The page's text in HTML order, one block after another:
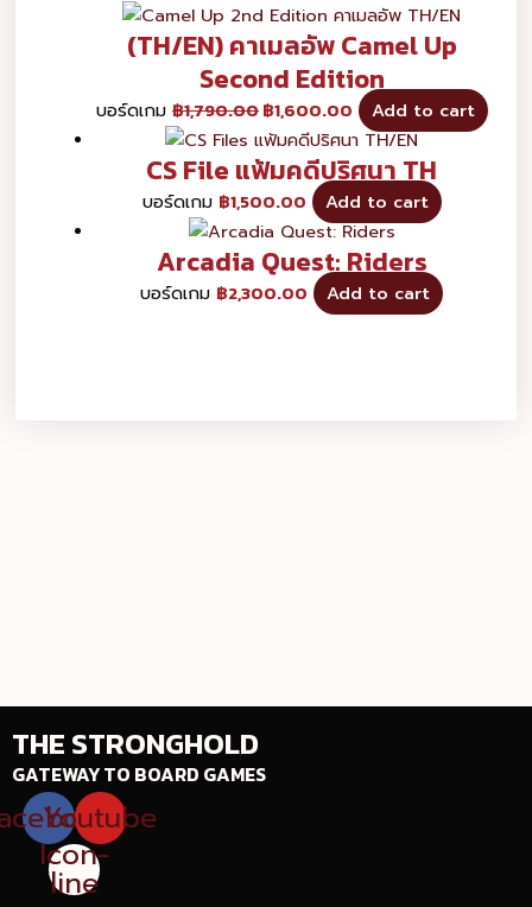
(TH/EN) คาเมลอัพ Camel Up
Second Edition
บอร์ดเกม ฿1,790.00฿1,600.00 Add to cart
CS File แฟ้มคดีปริศนา TH
บอร์ดเกม ฿1,500.00 Add to cart
Arcadia Quest: Riders
บอร์ดเกม ฿2,300.00 Add to cart
THE STRONGHOLD
GATEWAY TO BOARD GAMES
Youtube
Icon-
line